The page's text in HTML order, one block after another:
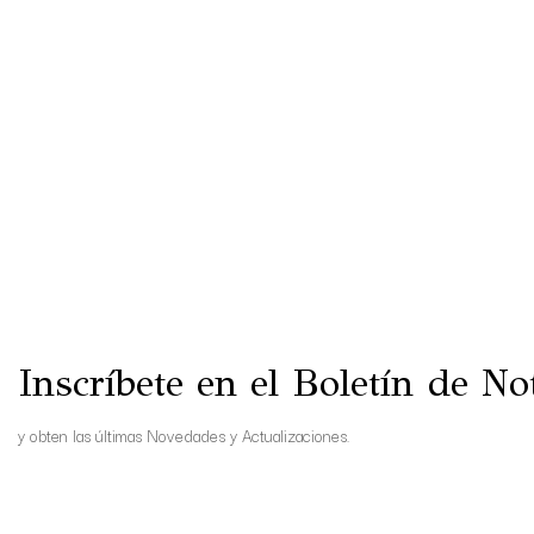
Inscríbete en el Boletín de
y obten las últimas Novedades y Actualizaciones.